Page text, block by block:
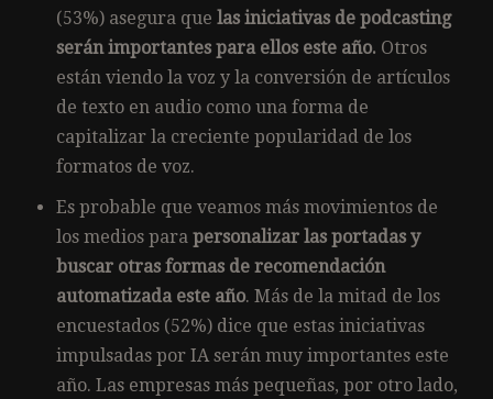
(53%) asegura que las iniciativas de podcasting
serán importantes para ellos este año. Otros
están viendo la voz y la conversión de artículos
de texto en audio como una forma de
capitalizar la creciente popularidad de los
formatos de voz.
Es probable que veamos más movimientos de
los medios para personalizar las portadas y
buscar otras formas de recomendación
automatizada este año. Más de la mitad de los
encuestados (52%) dice que estas iniciativas
impulsadas por IA serán muy importantes este
año. Las empresas más pequeñas, por otro lado,